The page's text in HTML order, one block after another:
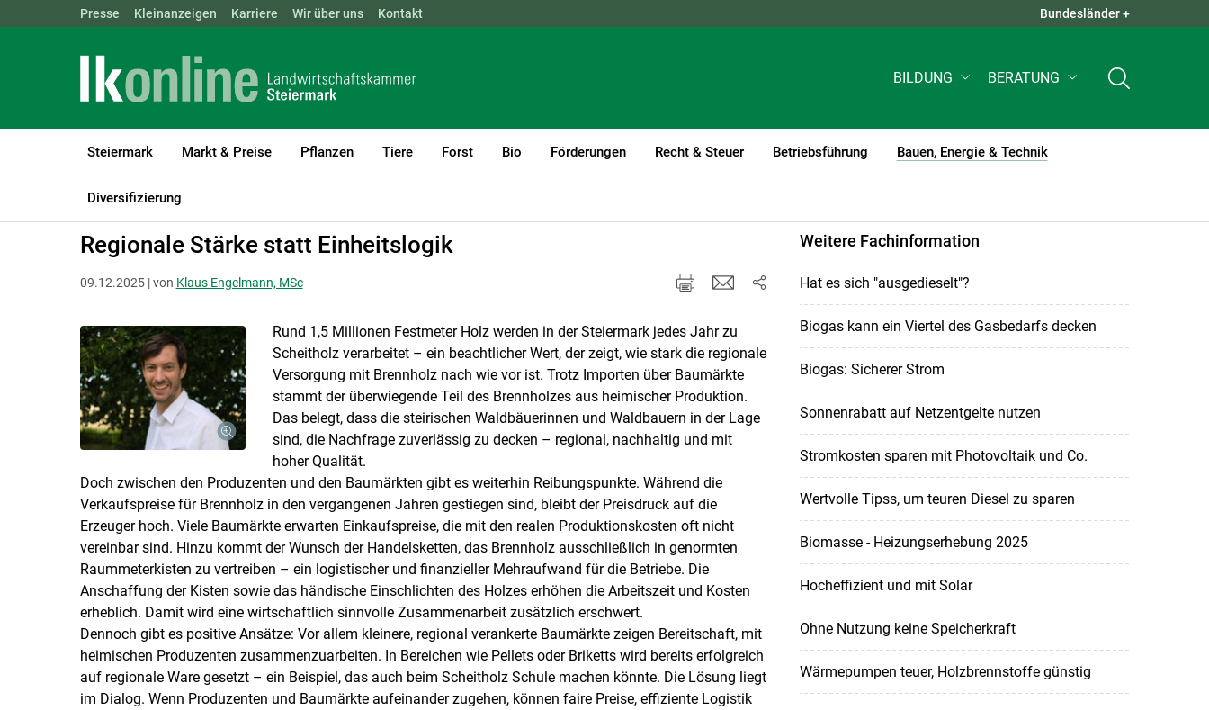
Skip to main content
Landwirtschaftskammern: ÖSTERREICH BGLD KTN NÖ QUICK LINKS +
Presse Kleinanzeigen Karriere Wir über uns Kontakt Bundesländer +
BILDUNG BERATUNG
Steiermark Markt & Preise Pflanzen Tiere Forst Bio Förderungen Recht & Steuer Betriebsführung Bauen, Energie & Technik
(current)1
Diversifizierung
LK Steiermark Bauen, Energie & Technik
Regionale Stärke statt Einheitslogik
09.12.2025 | von Klaus Engelmann, MSc
Rund 1,5 Millionen Festmeter Holz werden in der Steiermark jedes Jahr zu
Scheitholz verarbeitet – ein beachtlicher Wert, der zeigt, wie stark die regionale
Versorgung mit Brennholz nach wie vor ist. Trotz Importen über Baumärkte
stammt der überwiegende Teil des Brennholzes aus heimischer Produktion.
Das belegt, dass die steirischen Waldbäuerinnen und Waldbauern in der Lage
sind, die Nachfrage zuverlässig zu decken – regional, nachhaltig und mit
hoher Qualität.
Doch zwischen den Produzenten und den Baumärkten gibt es weiterhin Reibungspunkte. Während die
Verkaufspreise für Brennholz in den vergangenen Jahren gestiegen sind, bleibt der Preisdruck auf die
Erzeuger hoch. Viele Baumärkte erwarten Einkaufspreise, die mit den realen Produktionskosten oft nicht
vereinbar sind. Hinzu kommt der Wunsch der Handelsketten, das Brennholz ausschließlich in genormten
Raummeterkisten zu vertreiben – ein logistischer und finanzieller Mehraufwand für die Betriebe. Die
Anschaffung der Kisten sowie das händische Einschlichten des Holzes erhöhen die Arbeitszeit und Kosten
erheblich. Damit wird eine wirtschaftlich sinnvolle Zusammenarbeit zusätzlich erschwert.
Dennoch gibt es positive Ansätze: Vor allem kleinere, regional verankerte Baumärkte zeigen Bereitschaft, mit
heimischen Produzenten zusammenzuarbeiten. In Bereichen wie Pellets oder Briketts wird bereits erfolgreich
auf regionale Ware gesetzt – ein Beispiel, das auch beim Scheitholz Schule machen könnte. Die Lösung liegt
im Dialog. Wenn Produzenten und Baumärkte aufeinander zugehen, können faire Preise, effiziente Logistik
Weitere Fachinformation
Hat es sich "ausgedieselt"?
Biogas kann ein Viertel des Gasbedarfs decken
Biogas: Sicherer Strom
Sonnenrabatt auf Netzentgelte nutzen
Stromkosten sparen mit Photovoltaik und Co.
Wertvolle Tipss, um teuren Diesel zu sparen
Biomasse - Heizungserhebung 2025
Hocheffizient und mit Solar
Ohne Nutzung keine Speicherkraft
Wärmepumpen teuer, Holzbrennstoffe günstig